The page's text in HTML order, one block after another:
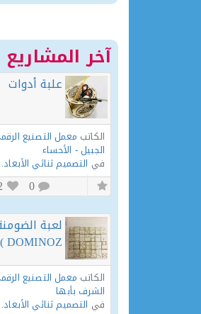
آخر المشاريع
علبة أدوات
الكاتب معمل التصنيع
الجبيل - الأحساء
في التصميم ثنائي الأبعاد.
0
لعبة
DOMINOZ )
الكاتب معمل التصنيع
الشرف بأبها
في التصميم ثنائي الأبعاد.